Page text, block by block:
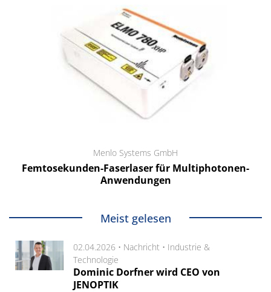
Menlo Systems GmbH
Femtosekunden-Faserlaser für Multiphotonen-
Anwendungen
Meist gelesen
02.04.2026 • Nachricht • Industrie &
Technologie
Dominic Dorfner wird CEO von
JENOPTIK